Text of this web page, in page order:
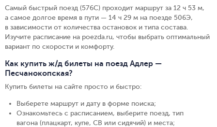
Самый быстрый поезд (576С) проходит маршрут за 12 ч 53 м,
а самое долгое время в пути — 14 ч 29 м на поезде 506Э,
в зависимости от количества остановок и типа состава.
Изучите расписание на poezda.ru, чтобы выбрать оптимальный
вариант по скорости и комфорту.
Как купить ж/д билеты на поезд Адлер —
Песчанокопская?
Купить билеты на сайте просто и быстро:
Выберете маршрут и дату в форме поиска;
Ознакомьтесь с расписанием, выберите поезд, тип
вагона (плацкарт, купе, СВ или сидячий) и места;